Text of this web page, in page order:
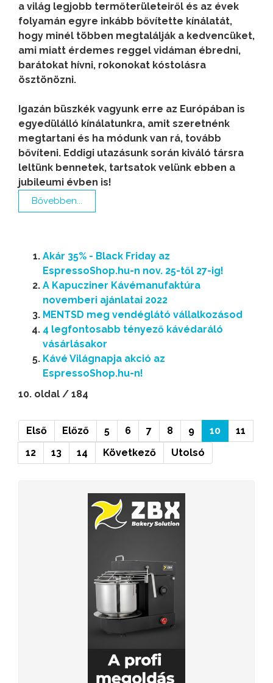
a világ legjobb termőterületeiről és az évek
folyamán egyre inkább bővítette kínálatát,
hogy minél többen megtalálják a kedvencüket,
ami miatt érdemes reggel vidáman ébredni,
barátokat hívni, rokonokat kóstolásra
ösztönözni.
Igazán büszkék vagyunk erre az Európában is
egyedülálló kínálatunkra, amit szeretnénk
megtartani és ha módunk van rá, tovább
bővíteni. Eddigi utazásunk során kiváló társra
leltünk bennetek, tartsatok velünk ebben a
jubileumi évben is!
Bővebben...
Akár 35% - Black Friday az
EspressoShop.hu-n nov. 25-től 27-ig!
A Kapucziner Kávémanufaktúra
novemberi ajánlatai 2022
MENTSD meg vendéglátó vállalkozásod
4 legfontosabb tényező kávédaráló
vásárlásakor
Kávé Világnapja akció az
EspressoShop.hu-n!
10. oldal / 184
Első Előző 5 6 7 8 9 10
11
12
13 14 Következő Utolsó